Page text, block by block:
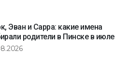
Эван и Сарра: какие имена
родители в Пинске в июле